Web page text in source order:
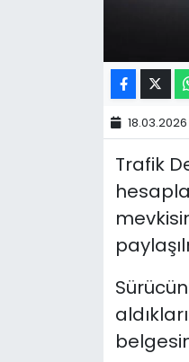
Trafik
TEKNOLOJİ
Yaşam
YEREL POLİTİKA
YEREL YÖNETİMLER